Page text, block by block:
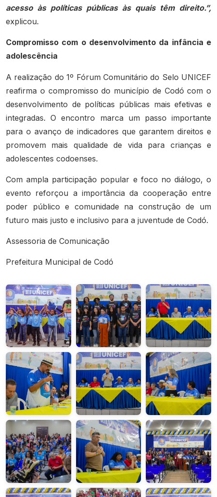
acesso às políticas públicas às quais têm direito.”,
explicou.
Compromisso com o desenvolvimento da infância e
adolescência
A realização do 1º Fórum Comunitário do Selo UNICEF
reafirma o compromisso do município de Codó com o
desenvolvimento de políticas públicas mais efetivas e
integradas. O encontro marca um passo importante
para o avanço de indicadores que garantem direitos e
promovem mais qualidade de vida para crianças e
adolescentes codoenses.
Com ampla participação popular e foco no diálogo, o
evento reforçou a importância da cooperação entre
poder público e comunidade na construção de um
futuro mais justo e inclusivo para a juventude de Codó.
Assessoria de Comunicação
Prefeitura Municipal de Codó